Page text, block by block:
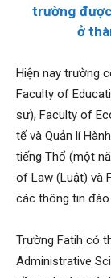
trường
ở
Hiện nay trường
Faculty of
sư), Faculty of
tế và Quản lí
tiếng Thổ (một
of Law (Luật) và
các thông tin
Trường Fatih có
Administrative